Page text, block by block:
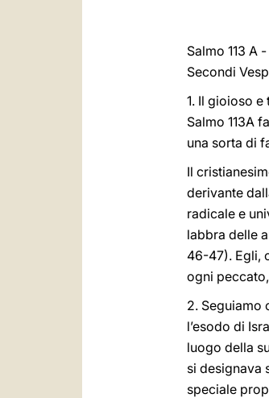
Salmo 113 A -
Secondi
1. Il gioioso
Salmo 113A
una sorta di
Il
derivante
radicale e
labbra delle
46-47). Egli,
ogni
2. Seguiamo
l’esodo di
luogo della
si designava
speciale